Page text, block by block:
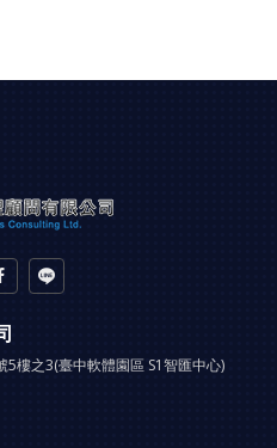
樓之3(臺中軟體園區 S1智匯中心)